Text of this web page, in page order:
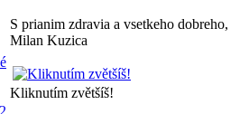
S prianim zdravia a vsetkeho dobreho,
Milan Kuzica
Kliknutím zvětšíš!